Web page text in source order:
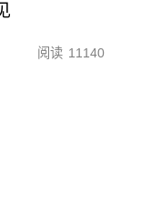
阅读 11140